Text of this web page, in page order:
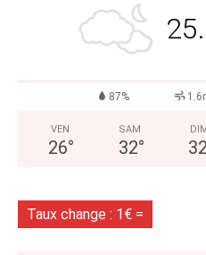
87%
VEN
26°
SAM
32°
DIM
32
Taux change : 1€ =